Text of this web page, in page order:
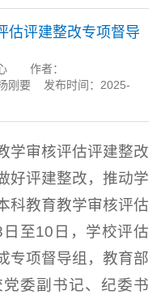
估评建整改专项督导
作者：
刚要 发布时间：2025-
学审核评估评建整改
好评建整改，推动学
科教育教学审核评估
至10日，学校评估
专项督导组，教育部
委副书记、纪委书